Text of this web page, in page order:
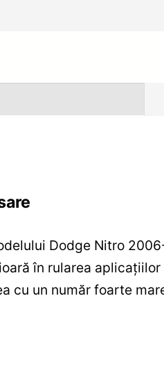
Dodge Nitro
în rularea
cu un număr foarte